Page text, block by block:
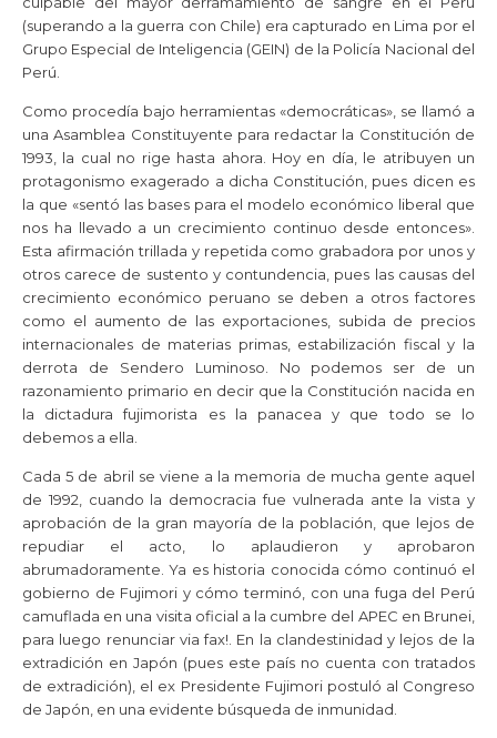
(superando a la guerra con Chile) era capturado en Lima por el
Grupo Especial de Inteligencia (GEIN) de la Policía Nacional del
Perú.
Como procedía bajo herramientas «democráticas», se llamó a
una Asamblea Constituyente para redactar la Constitución de
1993, la cual no rige hasta ahora. Hoy en día, le atribuyen un
protagonismo exagerado a dicha Constitución, pues dicen es
la que «sentó las bases para el modelo económico liberal que
nos ha llevado a un crecimiento continuo desde entonces».
Esta afirmación trillada y repetida como grabadora por unos y
otros carece de sustento y contundencia, pues las causas del
crecimiento económico peruano se deben a otros factores
como el aumento de las exportaciones, subida de precios
internacionales de materias primas, estabilización fiscal y la
derrota de Sendero Luminoso. No podemos ser de un
razonamiento primario en decir que la Constitución nacida en
la dictadura fujimorista es la panacea y que todo se lo
debemos a ella.
Cada 5 de abril se viene a la memoria de mucha gente aquel
de 1992, cuando la democracia fue vulnerada ante la vista y
aprobación de la gran mayoría de la población, que lejos de
repudiar el acto, lo aplaudieron y aprobaron
abrumadoramente. Ya es historia conocida cómo continuó el
gobierno de Fujimori y cómo terminó, con una fuga del Perú
camuflada en una visita oficial a la cumbre del APEC en Brunei,
para luego renunciar via fax!. En la clandestinidad y lejos de la
extradición en Japón (pues este país no cuenta con tratados
de extradición), el ex Presidente Fujimori postuló al Congreso
de Japón, en una evidente búsqueda de inmunidad.